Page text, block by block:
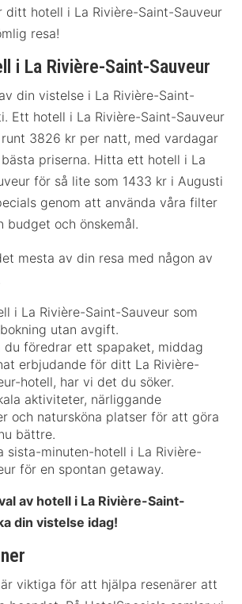
ditt hotell i La Rivière-Saint-Sauveur
resa!
i La Rivière-Saint-Sauveur
din vistelse i La Rivière-Saint-
Ett hotell i La Rivière-Saint-Sauveur
3826 kr per natt, med vardagar
priserna. Hitta ett hotell i La
för så lite som 1433 kr i Augusti
genom att använda våra filter
budget och önskemål.
mesta av din resa med någon av
i La Rivière-Saint-Sauveur som
utan avgift.
du föredrar ett spapaket, middag
erbjudande för ditt La Rivière-
hotell, har vi det du söker.
aktiviteter, närliggande
och natursköna platser för att göra
bättre.
sista-minuten-hotell i La Rivière-
för en spontan getaway.
av hotell i La Rivière-Saint-
din vistelse idag!
viktiga för att hjälpa resenärer att